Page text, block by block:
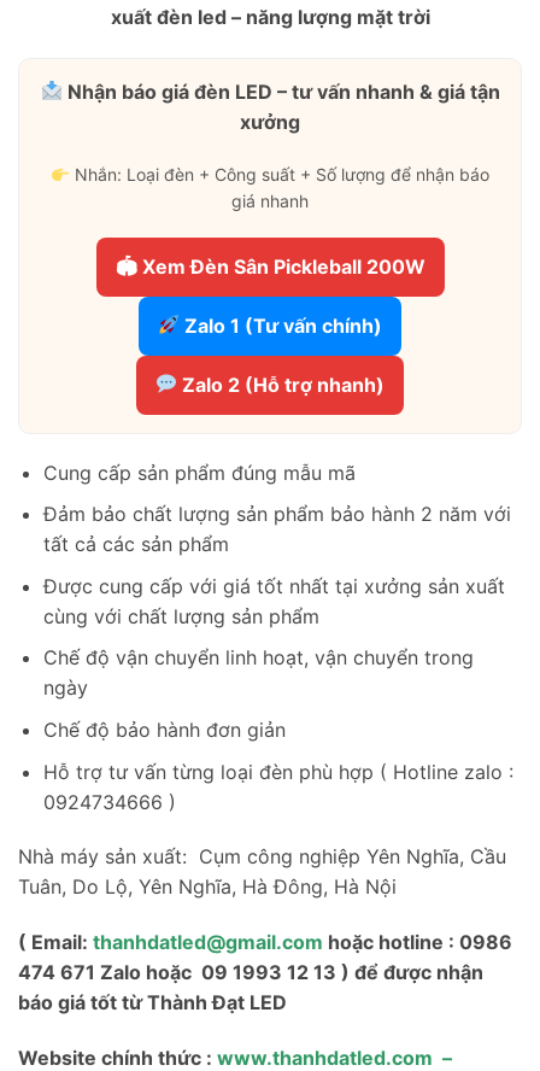
xuất đèn led – năng lượng mặt trời
Nhận báo giá đèn LED – tư vấn nhanh & giá tận
xưởng
Nhắn: Loại đèn + Công suất + Số lượng để nhận báo
giá nhanh
🏟 Xem Đèn Sân Pickleball 200W
Zalo 1 (Tư vấn chính)
Zalo 2 (Hỗ trợ nhanh)
Cung cấp sản phẩm đúng mẫu mã
Đảm bảo chất lượng sản phẩm bảo hành 2 năm với
tất cả các sản phẩm
Được cung cấp với giá tốt nhất tại xưởng sản xuất
cùng với chất lượng sản phẩm
Chế độ vận chuyển linh hoạt, vận chuyển trong
ngày
Chế độ bảo hành đơn giản
Hỗ trợ tư vấn từng loại đèn phù hợp ( Hotline zalo :
0924734666 )
Nhà máy sản xuất: Cụm công nghiệp Yên Nghĩa, Cầu
Tuân, Do Lộ, Yên Nghĩa, Hà Đông, Hà Nội
( Email: thanhdatled@gmail.com hoặc hotline : 0986
474 671 Zalo hoặc 09 1993 12 13 ) để được nhận
báo giá tốt từ Thành Đạt LED
Website chính thức : www.thanhdatled.com –